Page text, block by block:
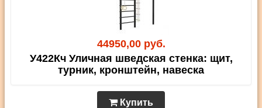
44950,00 руб.
У422Кч Уличная шведская стенка: щит,
турник, кронштейн, навеска
Купить